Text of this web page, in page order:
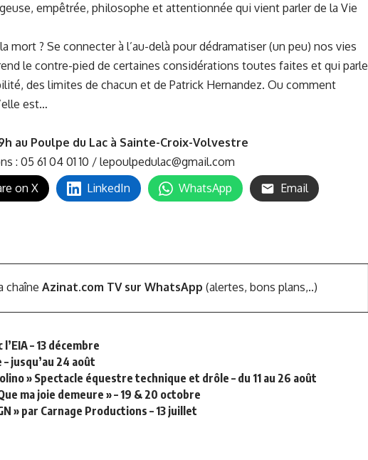
empêtrée, philosophe et attentionnée qui vient parler de la Vie
mort ? Se connecter à l’au-delà pour dédramatiser (un peu) nos vies
le contre-pied de certaines considérations toutes faites et qui parle
des limites de chacun et de Patrick Hernandez. Ou comment
est…
au Poulpe du Lac à Sainte-Croix-Volvestre
: 05 61 04 01 10 / lepoulpedulac@gmail.com
on X LinkedIn WhatsApp Email
chaîne Azinat.com TV sur WhatsApp (alertes, bons plans,..)
– 13 décembre
jusqu’au 24 août
» Spectacle équestre technique et drôle – du 11 au 26 août
ma joie demeure » – 19 & 20 octobre
» par Carnage Productions – 13 juillet